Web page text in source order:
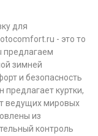
для
- это то
предлагаем
зимней
и безопасность
куртки,
ведущих мировых
из
контроль